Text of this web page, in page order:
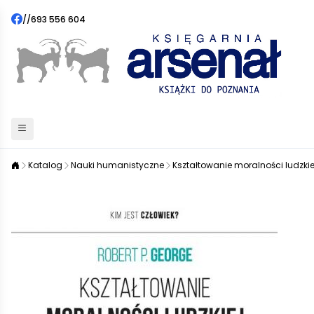
//693 556 604
Katalog Nauki humanistyczne Kształtowanie moralności